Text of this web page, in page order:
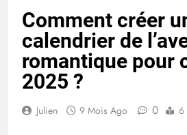
Comment créer
calendrier de
romantique pour
2025 ?
Julien 9 Mois Ago 0 6